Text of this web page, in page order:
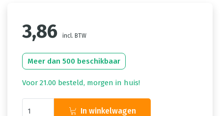
3,86 incl. BTW
Meer dan 500 beschikbaar
Voor 21.00 besteld, morgen in huis!
In winkelwagen